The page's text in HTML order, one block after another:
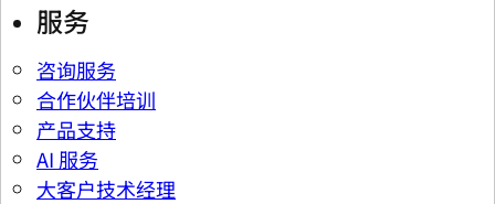
服务
咨询服务
合作伙伴培训
产品支持
AI 服务
大客户技术经理